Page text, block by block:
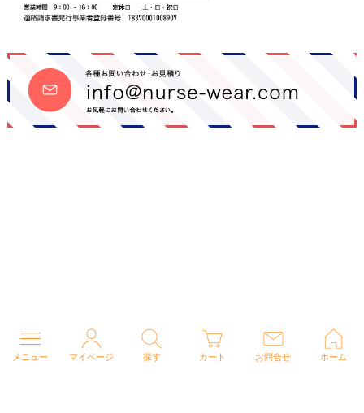
メニュー マイページ 探す カート お問合せ ホーム